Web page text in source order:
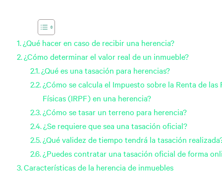
¿Qué hacer en caso de recibir una herencia?
¿Cómo determinar el valor real de un inmueble?
¿Qué es una tasación para herencias?
¿Cómo se calcula el Impuesto sobre la Renta de las
Físicas (IRPF) en una herencia?
¿Cómo se tasar un terreno para herencia?
¿Se requiere que sea una tasación oficial?
¿Qué validez de tiempo tendrá la tasación
¿Puedes contratar una tasación oficial de forma
Características de la herencia de inmuebles